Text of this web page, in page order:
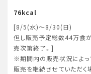
76kcal
[8/5(水)～8/30(日)
但し販売予定総数44万食
売次第終了。]
※期間内の販売状況によっ
販売を継続させていただく